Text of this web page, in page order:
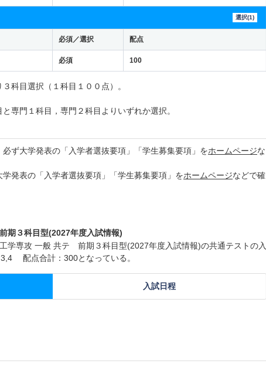
選択(1)
必須／選択 配点
必須 100
科目選択（１科目１００点）。
専門１科目，専門２科目よりいずれか選択。
ず大学発表の「入学者選抜要項」「学生募集要項」をホームページな
発表の「入学者選抜要項」「学生募集要項」をホームページなどで確
期３科目型(2027年度入試情報)
学専攻 一般 共テ 前期３科目型(2027年度入試情報)の共通テストの入
配点合計：300となっている。
入試日程